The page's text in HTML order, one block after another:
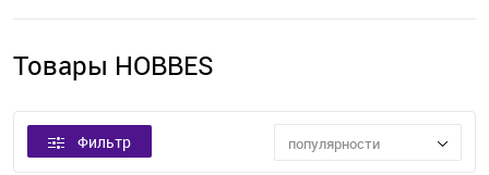
Товары HOBBES
Фильтр популярности